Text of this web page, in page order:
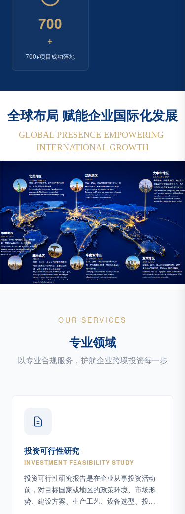
700
+
700+项目成功落地
全球布局 赋能企业国际化发展
GLOBAL PRESENCE EMPOWERING
INTERNATIONAL GROWTH
OUR SERVICES
专业领域
以专业合规服务，护航企业跨境投资每一步
投资可行性研究
INVESTMENT FEASIBILITY STUDY
投资可行性研究报告是在企业从事投资活动
前，对目标国家或地区的政策环境、市场形
势、建设方案、生产工艺、设备选型、投资